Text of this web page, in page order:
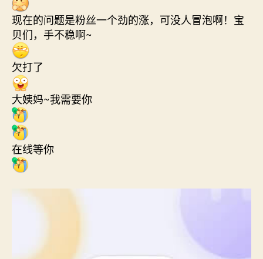
现在的问题是粉丝一个劲的涨，可没人冒泡啊！宝
贝们，手不稳啊~
欠打了
大姨妈~我需要你
在线等你